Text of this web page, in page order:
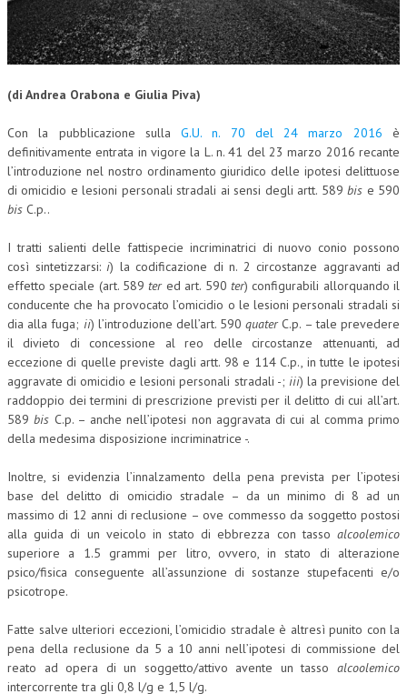
CORSI CE.S.E.D.
ARCHIVIO CORSI 2015
DIVENTA SOCIO
BROCHURE CE.S.E.D.
LA RIVISTA
LA RIVISTA
COMITATO EDITORIALE
REDAZIONE
PEER REVIEW
CODICE ETICO
AUTORI
COLLABORA CON NOI
ECONOMIA
CORPORATE SOCIAL RESPONSIBILITY
ECONOMIA DELL’ARTE
INTERNAZIONALIZZAZIONE
RISORSE UMANE
MARKETING
(di Andrea Orabona e Giulia Piva)
Con la pubblicazione sullaG.U. n. 70 del 24 marzo 2016 è
definitivamente entrata in vigore la L. n. 41 del 23 marzo 2016 recante
l’introduzione nel nostro ordinamento giuridico delle ipotesi delittuose
di omicidio e lesioni personali stradali ai sensi degli artt. 589bis e 590
bis C.p..
I tratti salienti delle fattispecie incriminatrici di nuovo conio possono
così sintetizzarsi: i) la codificazione di n. 2 circostanze aggravanti ad
effetto speciale (art. 589 tered art. 590 ter) configurabili allorquando il
conducente che ha provocato l’omicidio o le lesioni personali stradali si
dia alla fuga; ii) l’introduzione dell’art. 590 quaterC.p. – tale prevedere
il divieto di concessione al reo delle circostanze attenuanti, ad
eccezione di quelle previste dagli artt. 98 e 114 C.p., in tutte le ipotesi
aggravate di omicidio e lesioni personali stradali -; iii) la previsione del
raddoppio dei termini di prescrizione previsti per il delitto di cui all’art.
589bis C.p. – anche nell’ipotesi non aggravata di cui al comma primo
della medesima disposizione incriminatrice -.
Inoltre, si evidenzia l’innalzamento della pena prevista per l’ipotesi
base del delitto di omicidio stradale – da un minimo di 8 ad un
massimo di 12 anni di reclusione – ove commesso da soggetto postosi
alla guida di un veicolo in stato di ebbrezza con tasso alcoolemico
superiore a 1.5 grammi per litro, ovvero, in stato di alterazione
psico/fisica conseguente all’assunzione di sostanze stupefacenti e/o
psicotrope.
Fatte salve ulteriori eccezioni, l’omicidio stradale è altresì punito con la
pena della reclusione da 5 a 10 anni nell’ipotesi di commissione del
reato ad opera di un soggetto/attivo avente un tasso alcoolemico
intercorrente tra gli 0,8 l/g e 1,5 l/g.